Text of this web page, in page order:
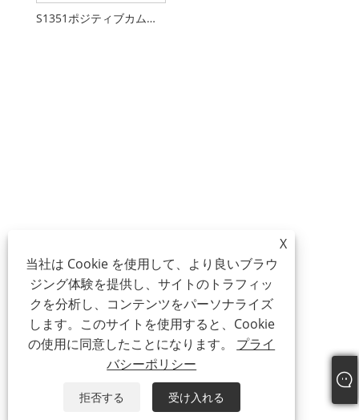
S1351ポジティブカムモーションデバイス
X
当社は Cookie を使用して、より良いブラウ
ジング体験を提供し、サイトのトラフィッ
クを分析し、コンテンツをパーソナライズ
します。このサイトを使用すると、Cookie
の使用に同意したことになります。 プライ
バシーポリシー
拒否する 受け入れる